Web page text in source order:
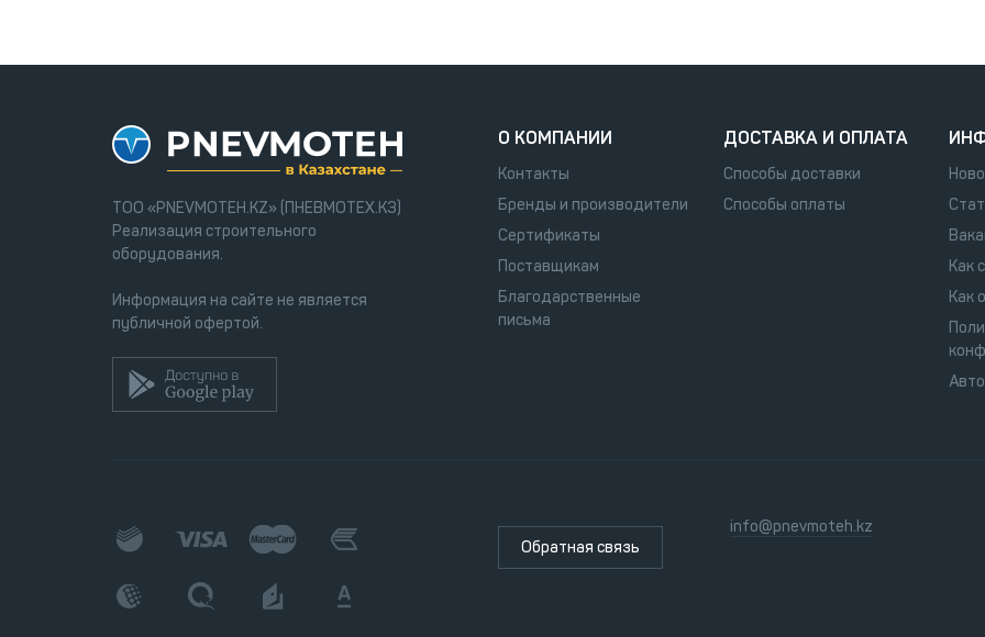
ТОО «PNEVMOTEH.KZ» (ПНЕВМОТЕХ.КЗ)
Реализация строительного
оборудования.
Информация на сайте не является
публичной офертой.
О КОМПАНИИ
Контакты
Бренды и производители
Сертификаты
Поставщикам
Благодарственные
письма
ДОСТАВКА И ОПЛАТА
Способы доставки
Способы оплаты
Как
Как
Обратная связь
info@pnevmoteh.kz